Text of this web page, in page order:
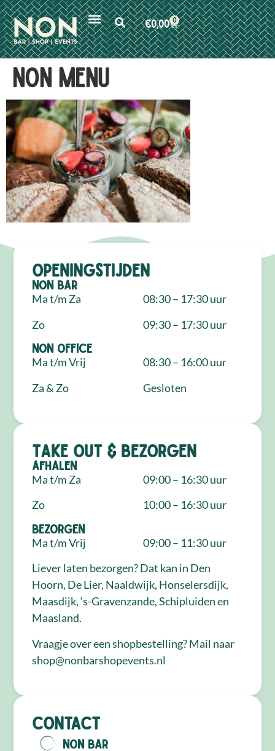
€0,00 0
NON menu
Openingstijden
NON Bar
Ma t/m Za
Zo
08:30 – 17:30 uur
09:30 – 17:30 uur
NON Office
Ma t/m Vrij
Za & Zo
08:30 – 16:00 uur
Gesloten
Take out & bezorgen
Afhalen
Ma t/m Za
Zo
09:00 – 16:30 uur
10:00 – 16:30 uur
Bezorgen
Ma t/m Vrij
09:00 – 11:30 uur
Liever laten bezorgen? Dat kan in Den
Hoorn, De Lier, Naaldwijk, Honselersdijk,
Maasdijk, ‘s-Gravenzande, Schipluiden en
Maasland.
Vraagje over een shopbestelling? Mail naar
shop@nonbarshopevents.nl
Contact
NON Bar